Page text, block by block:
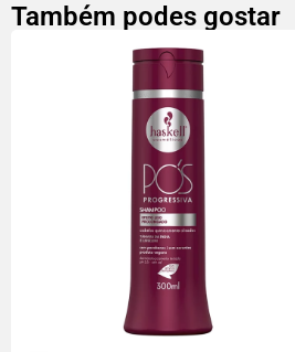
Também podes gostar